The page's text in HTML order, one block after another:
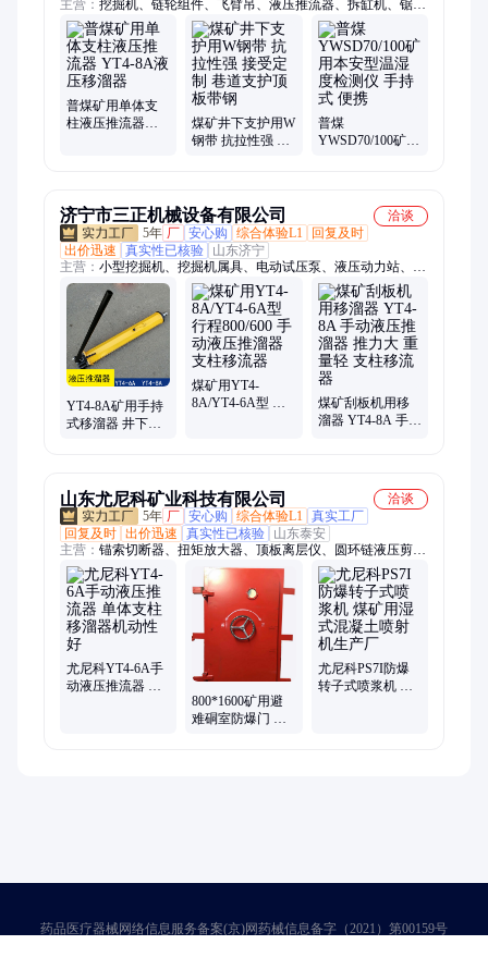
主营： 挖掘机、链轮组件、飞臂吊、液压推流器、拆缸机、锯齿
环、伸缩臂、皮带硫化机、聚能管、临时支护装置、搬运悬浮气
垫、搬运坦克车、矿用三轮车、喷射器、船用风机、钻头、速凝
剂、钻杆、电液推杆、洗靴机、手拉葫芦、除铁器、管道排渣
器、消毒门、静电释放器、定向钻机
普煤矿用单体支
柱液压推流器
煤矿井下支护用W
钢带 抗拉性强 接
普煤
YWSD70/100矿用
济宁市三正机械设备有限公司
洽谈
5年 厂 安心购 综合体验L1
回复及时
出价迅速
真实性已核验
山东济宁
主营： 小型挖掘机、挖掘机属具、电动试压泵、液压动力站、电
动液压拉马、洒水喷枪、冲洗卷盘箱、栈桥冲洗器、空气炮、防
尘喷枪、应急救援设备、户外移动照明灯、矿用气动葫芦、挖机
碎草机、JZQ齿轮减速机、全自动反冲洗滤器、全自动除污器、
灭火岩粉、阻化剂、工业料仓破拱器、空气助流器、风幕机、电
动打压机、井下用LED显示屏
YT4-8A矿用手持
式移溜器 井下刮
煤矿用YT4-
8A/YT4-6A型 行
煤矿刮板机用移
溜器 YT4-8A 手动
山东尤尼科矿业科技有限公司
洽谈
5年 厂 安心购 综合体验L1 真实工厂
回复及时 出价迅速 真实性已核验
山东泰安
主营： 锚索切断器、扭矩放大器、顶板离层仪、圆环链液压剪、
液压支架防冻液、煤矿井下用聚酯纤维增强塑料网、顶板动态
仪、单体支柱测压仪、矿用锚杆索测力计、钻孔应力计、煤矿井
下用聚丙烯双向拉伸防护网、实验室鄂式破碎机、锤式破碎机、
皮带取样机、双辊破碎机、便携式煤炭取样器、实验室圆盘粉碎
机、矿用管道挂钩、矿用电缆挂钩、采煤机用电缆夹板、风动链
锯、矿用充填袋、水封式防爆器
尤尼科YT4-6A手
动液压推流器 单
800*1600矿用避
难硐室防爆门 尤
尤尼科PS7I防爆
转子式喷浆机 煤
药品医疗器械网络信息服务备案(京)网药械信息备字（2021）第00159号